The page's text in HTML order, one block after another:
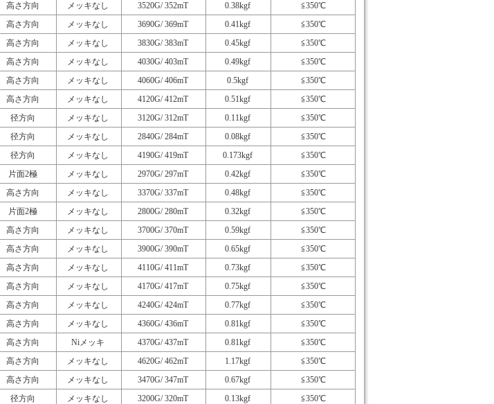
高さ方向 メッキなし 3520G/ 352mT 0.38kgf
≦350℃
高さ方向 メッキなし 3690G/ 369mT 0.41kgf
≦350℃
高さ方向 メッキなし 3830G/ 383mT 0.45kgf
≦350℃
高さ方向 メッキなし 4030G/ 403mT 0.49kgf
≦350℃
高さ方向 メッキなし 4060G/ 406mT 0.5kgf
≦350℃
高さ方向 メッキなし 4120G/ 412mT 0.51kgf
≦350℃
径方向 メッキなし 3120G/ 312mT 0.11kgf
≦350℃
径方向 メッキなし 2840G/ 284mT 0.08kgf
≦350℃
径方向 メッキなし 4190G/ 419mT 0.173kgf
≦350℃
片面2極 メッキなし 2970G/ 297mT 0.42kgf
≦350℃
高さ方向 メッキなし 3370G/ 337mT 0.48kgf
≦350℃
片面2極 メッキなし 2800G/ 280mT 0.32kgf
≦350℃
高さ方向 メッキなし 3700G/ 370mT 0.59kgf
≦350℃
高さ方向 メッキなし 3900G/ 390mT 0.65kgf
≦350℃
高さ方向 メッキなし 4110G/ 411mT 0.73kgf
≦350℃
高さ方向 メッキなし 4170G/ 417mT 0.75kgf
≦350℃
高さ方向 メッキなし 4240G/ 424mT 0.77kgf
≦350℃
高さ方向 メッキなし 4360G/ 436mT 0.81kgf
≦350℃
高さ方向 Niメッキ 4370G/ 437mT 0.81kgf
≦350℃
高さ方向 メッキなし 4620G/ 462mT 1.17kgf
≦350℃
高さ方向 メッキなし 3470G/ 347mT 0.67kgf
≦350℃
径方向 メッキなし 3200G/ 320mT 0.13kgf
≦350℃